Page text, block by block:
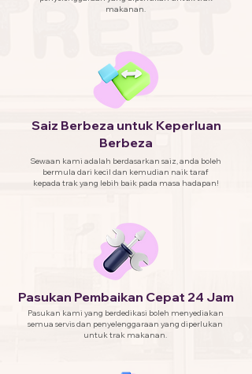
makanan.
Saiz Berbeza untuk Keperluan
Berbeza
Sewaan kami adalah berdasarkan saiz, anda boleh
bermula dari kecil dan kemudian naik taraf
kepada trak yang lebih baik pada masa hadapan!
Pasukan Pembaikan Cepat 24 Jam
Pasukan kami yang berdedikasi boleh menyediakan
semua servis dan penyelenggaraan yang diperlukan
untuk trak makanan.